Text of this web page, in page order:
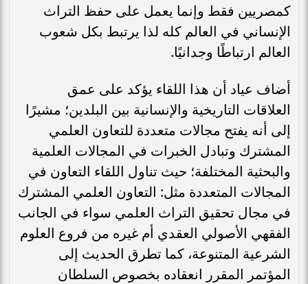
كمصريين فقط وإنما يعمل على حفظ التراث
الإنساني في العالم كله لذا يرتبط بكل شعوب
العالم ارتباطًا وجدانيًا.
أضاف عياد أن هذا اللقاء يؤكد على عمق
العلاقات التاريخية والإنسانية بين البلدين؛ مشيرًا
إلى أنه يفتح مجالات متعددة للتعاون العلمي
المشترك وتبادل الخبرات في المجالات العلمية
والبحثية المختلفة؛ حيث تناول اللقاء التعاون في
المجالات المتعددة مثل: التعاون العلمي المشترك
في مجال تحقيق التراث العلمي سواء في الجانب
الفقهي الأصولي العقدي أم غيره من فروع العلوم
الشرعية المتنوعة، كما تطرق الحديث إلى
المؤتمر المقرر انعقاده بخصوص السلطان